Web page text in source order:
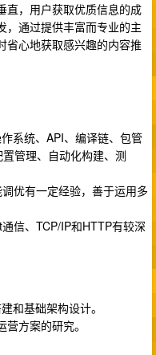
直，用户获取优质信息的成
，通过提供丰富而专业的主
省心地获取感兴趣的内容推
系统、API、编译链、包管
管理、自动化构建、测
优有一定经验，善于运用多
信、TCP/IP和HTTP有较深
和基础架构设计。
方案的研究。